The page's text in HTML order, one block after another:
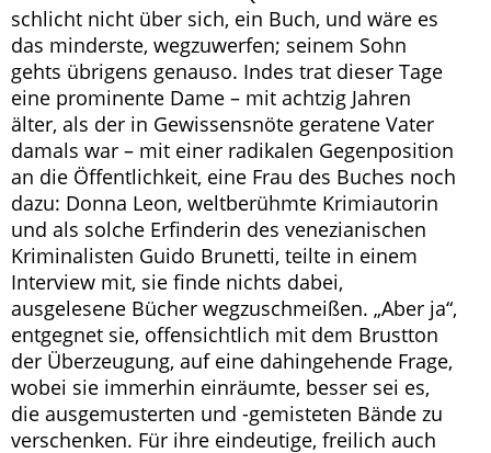
schlicht nicht über sich, ein Buch, und wäre es
das minderste, wegzuwerfen; seinem Sohn
gehts übrigens genauso. Indes trat dieser Tage
eine prominente Dame – mit achtzig Jahren
älter, als der in Gewissensnöte geratene Vater
damals war – mit einer radikalen Gegenposition
an die Öffentlichkeit, eine Frau des Buches noch
dazu: Donna Leon, weltberühmte Krimiautorin
und als solche Erfinderin des venezianischen
Kriminalisten Guido Brunetti, teilte in einem
Interview mit, sie finde nichts dabei,
ausgelesene Bücher wegzuschmeißen. „Aber ja“,
entgegnet sie, offensichtlich mit dem Brustton
der Überzeugung, auf eine dahingehende Frage,
wobei sie immerhin einräumte, besser sei es,
die ausgemusterten und -gemisteten Bände zu
verschenken. Für ihre eindeutige, freilich auch